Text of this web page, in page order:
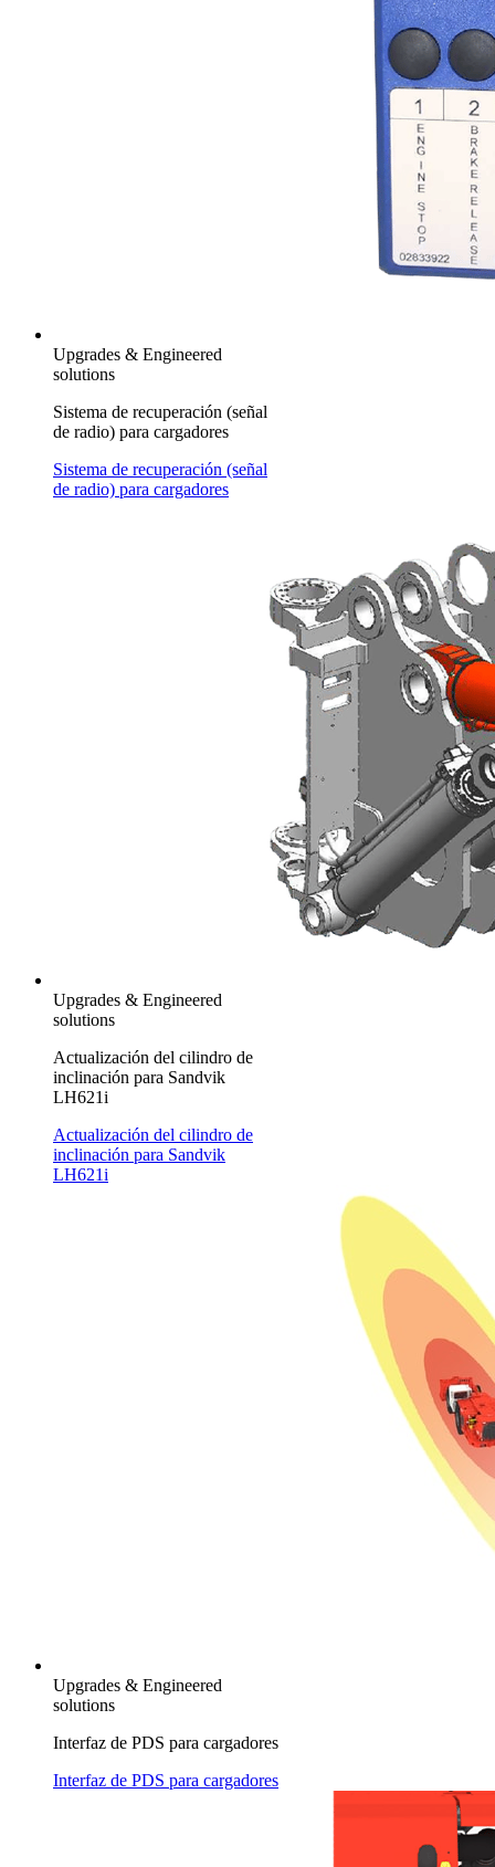
Upgrades & Engineered
solutions
Sistema de recuperación (señal
de radio) para cargadores
Sistema de recuperación (señal
de radio) para cargadores
Upgrades & Engineered
solutions
Actualización del cilindro de
inclinación para Sandvik
LH621i
Actualización del cilindro de
inclinación para Sandvik
LH621i
Upgrades & Engineered
solutions
Interfaz de PDS para cargadores
Interfaz de PDS para cargadores